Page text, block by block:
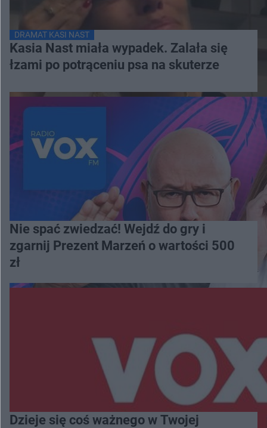
DRAMAT KASI NAST
Kasia Nast miała wypadek. Zalała się
łzami po potrąceniu psa na skuterze
Nie spać zwiedzać! Wejdź do gry i
zgarnij Prezent Marzeń o wartości 500
zł
Dzieje się coś ważnego w Twojej